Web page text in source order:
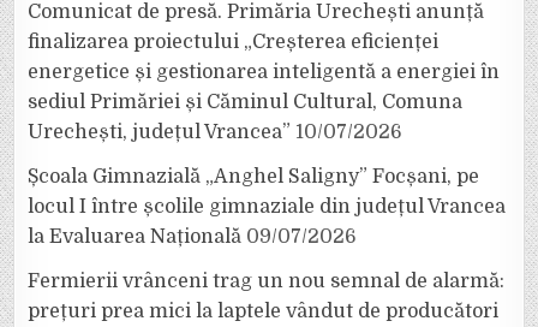
Comunicat de presă. Primăria Urechești anunță
finalizarea proiectului „Creșterea eficienței
energetice și gestionarea inteligentă a energiei în
sediul Primăriei și Căminul Cultural, Comuna
Urechești, județul Vrancea” 10/07/2026
Școala Gimnazială „Anghel Saligny” Focșani, pe
locul I între școlile gimnaziale din județul Vrancea
la Evaluarea Națională 09/07/2026
Fermierii vrânceni trag un nou semnal de alarmă:
prețuri prea mici la laptele vândut de producători